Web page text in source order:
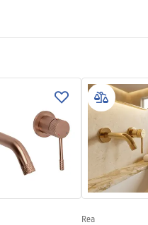
Oro spazzolato
Ottone
mm
255
mm
PVD, PVD /
3/8 pollici
5 anni
faucet.pdf
Rea